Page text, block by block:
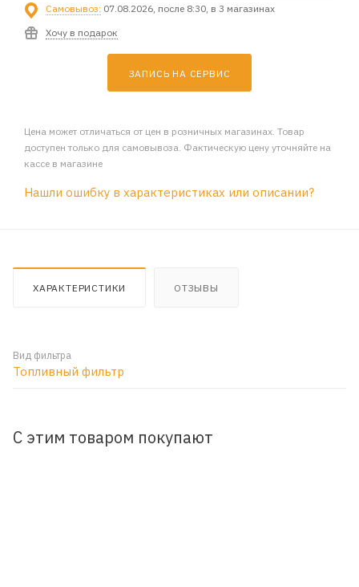
Самовывоз: 07.08.2026, после 8:30, в 3 магазинах
Хочу в подарок
ЗАПИСЬ НА СЕРВИС
Цена может отличаться от цен в розничных магазинах. Товар
доступен только для самовывоза. Фактическую цену уточняйте на
кассе в магазине
Нашли ошибку в характеристиках или описании?
ХАРАКТЕРИСТИКИ ОТЗЫВЫ
Вид фильтра
Топливный фильтр
С этим товаром покупают